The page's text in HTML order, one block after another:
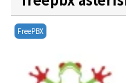
FreePBX